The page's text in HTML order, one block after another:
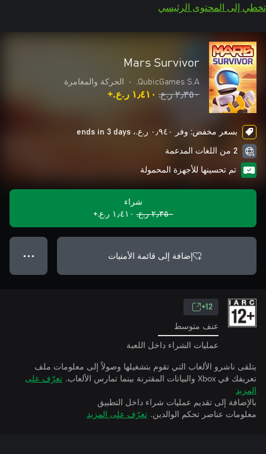
تخطي إلى المحتوى الرئيسي
Mars Survivor
QubicGames S.A.
• الحركة والمغامرة
٢٫٣٥٠ ر.ع.‏ ١٫٤١٠ ر.ع.‏+
بسعر مخفض: وفر ٠٫٩٤٠ ر.ع.‏، ends in 3 days
2 من اللغات المدعمة
تم تحسينها للأجهزة المحمولة
شراء
٢٫٣٥٠ ر.ع.‏
١٫٤١٠ ر.ع.‏+
إضافة إلى قائمة الأمنيات ● ● ●
12+
عنف متوسط
عمليات الشراء داخل اللعبة
يتلقى ناشرو الألعاب التي تقوم بتشغيلها وصولاً إلى معلومات ملف
تعريفك في Xbox والبيانات المقترنة بينما تمارس الألعاب.
تعرّف على
المزيد
بالإضافة إلى تقديم عمليات شراء داخل التطبيق
معلومات عناصر تحكم الوالدين. تعرّف على المزيد